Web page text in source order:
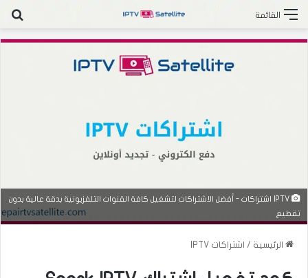
القائمة
IPTV اشتراكات - أفضل الاشتراكات لتشغيل كافة القنوات التلفزيونية بدقة عالية بدون
تقطيع
الرئيسية / اشتراكات IPTV